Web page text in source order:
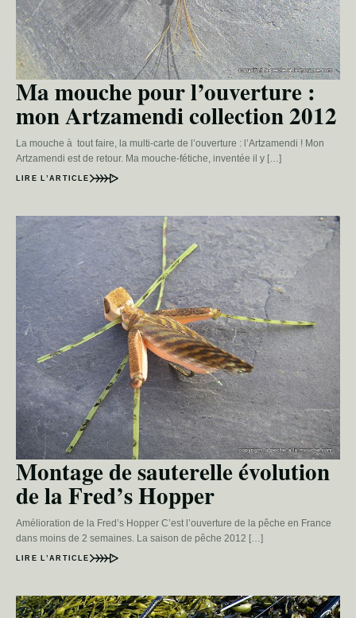
Ma mouche pour l’ouverture :
mon Artzamendi collection 2012
La mouche à tout faire, la multi-carte de l’ouverture : l’Artzamendi ! Mon
Artzamendi est de retour. Ma mouche-fétiche, inventée il y […]
LIRE L’ARTICLE
Montage de sauterelle évolution
de la Fred’s Hopper
Amélioration de la Fred’s Hopper C’est l’ouverture de la pêche en France
dans moins de 2 semaines. La saison de pêche 2012 […]
LIRE L’ARTICLE